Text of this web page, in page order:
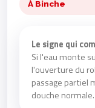
À Binche
Le signe qui
Si l'eau monte
l'ouverture du
passage partiel
douche normale.